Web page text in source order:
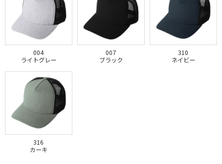
004
ライトグレー
007
ブラック
310
ネイビー
316
カーキ